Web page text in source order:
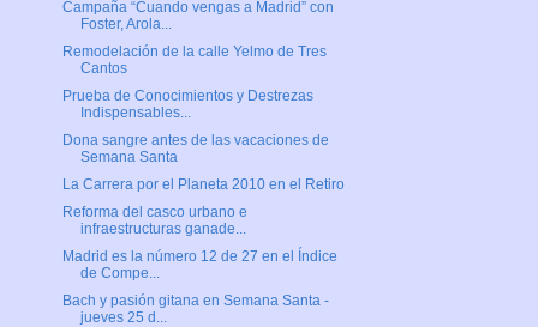
Campaña “Cuando vengas a Madrid” con
Foster, Arola...
Remodelación de la calle Yelmo de Tres
Cantos
Prueba de Conocimientos y Destrezas
Indispensables...
Dona sangre antes de las vacaciones de
Semana Santa
La Carrera por el Planeta 2010 en el Retiro
Reforma del casco urbano e
infraestructuras ganade...
Madrid es la número 12 de 27 en el Índice
de Compe...
Bach y pasión gitana en Semana Santa -
jueves 25 d...